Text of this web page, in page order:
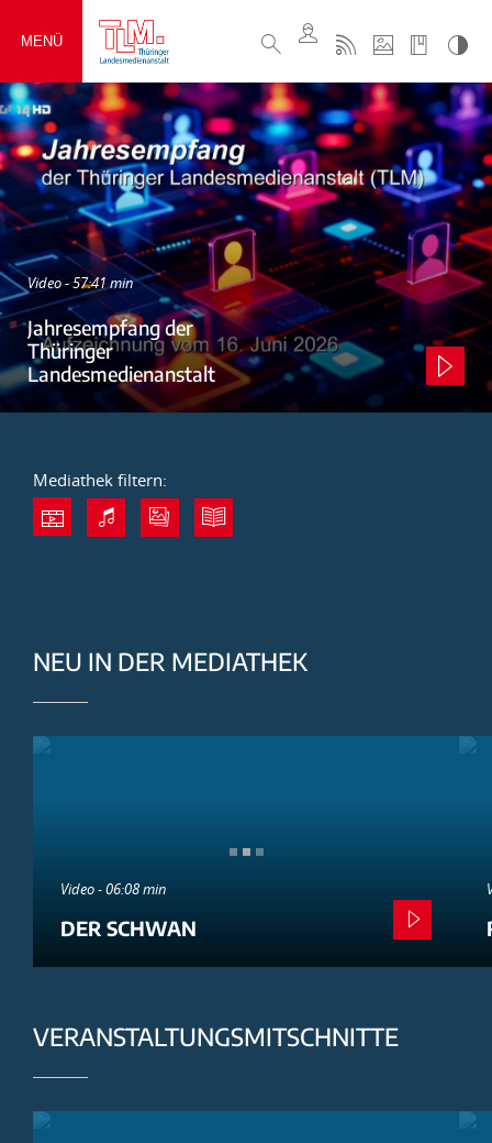
MENÜ
Video - 57:41 min
Jahresempfang der
Thüringer
Landesmedienanstalt
Mediathek filtern:
NEU IN DER MEDIATHEK
Video - 06:08 min
DER SCHWAN
VERANSTALTUNGSMITSCHNITTE